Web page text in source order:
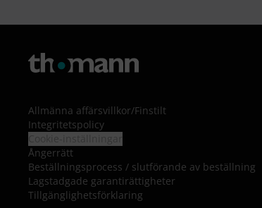
Allmänna affärsvillkor/Finstilt
Integritetspolicy
Ångerrätt
Beställningsprocess / slutförande av beställning
Lagstadgade garantirättigheter
Tillgänglighetsförklaring